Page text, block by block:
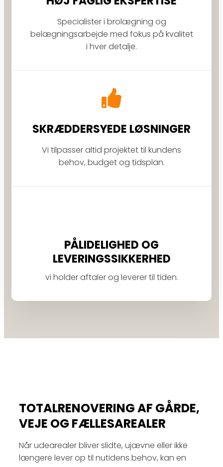
Specialister i brolægning og
belægningsarbejde med fokus på kvalitet
i hver detalje.
SKRÆDDERSYEDE LØSNINGER
Vi tilpasser altid projektet til kundens
behov, budget og tidsplan.
PÅLIDELIGHED OG
LEVERINGSSIKKERHED
vi holder aftaler og leverer til tiden.
TOTALRENOVERING AF GÅRDE,
VEJE OG FÆLLESAREALER
Når udearealer bliver slidte, ujævne eller ikke
længere lever op til nutidens behov, kan en